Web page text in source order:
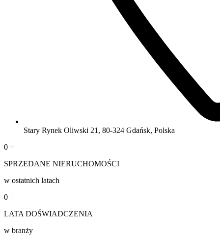
Stary Rynek Oliwski 21, 80-324 Gdańsk, Polska
0 +
SPRZEDANE NIERUCHOMOŚCI
w ostatnich latach
0 +
LATA DOŚWIADCZENIA
w branży